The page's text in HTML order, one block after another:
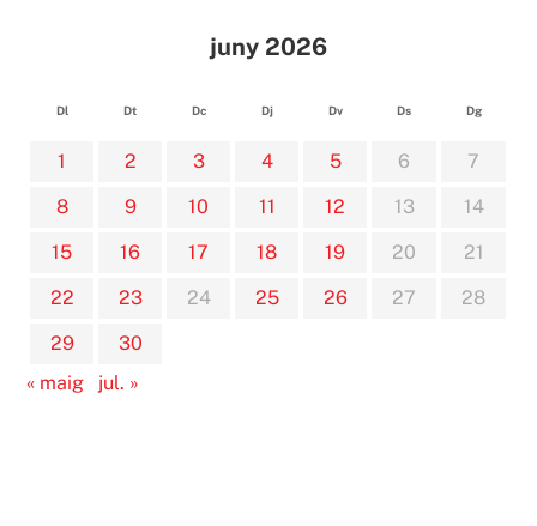
juny 2026
Dl Dt Dc Dj Dv Ds Dg
1 2 3 4 5 6
7
8
9 10 11 12 13
14
15
16 17 18 19 20
21
22
23 24 25 26 27
28
29
30
« maig
jul. »